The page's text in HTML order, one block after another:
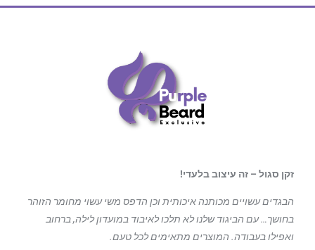
זקן סגול – זה עיצוב בלעדי!
הבגדים עשויים מכותנה איכותית וכן הדפס משי עשוי מחומר הזוהר
בחושך… עם הביגודשלנו לא תלכו לאיבוד במועדון לילה, ברחוב
ואפילו בעבודה. המוצרים מתאימים לכל טעם.